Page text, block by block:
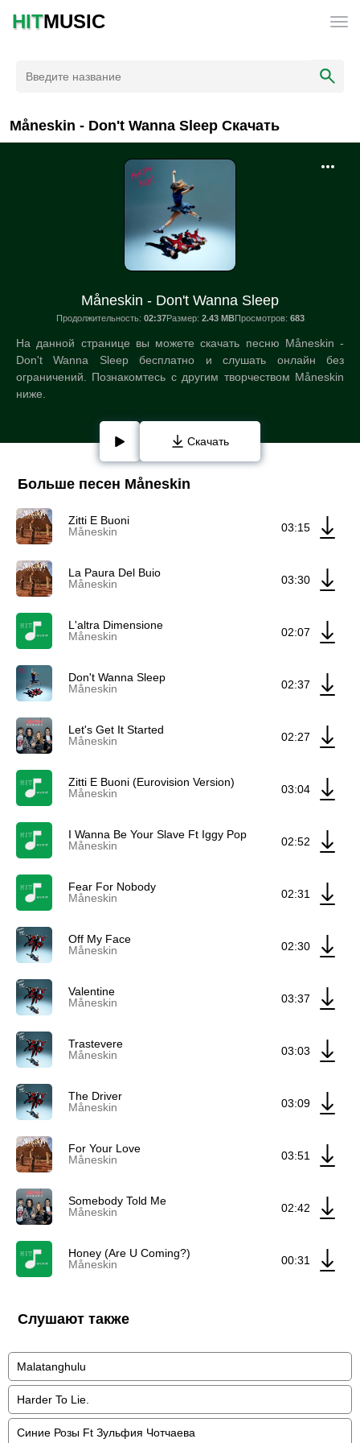
HITMUSIC
Måneskin - Don't Wanna Sleep Скачать
Måneskin - Don't Wanna Sleep
Продолжительность: 02:37Размер: 2.43 MBПросмотров: 683
На данной странице вы можете скачать песню Måneskin -
Don't Wanna Sleep бесплатно и слушать онлайн без
ограничений. Познакомтесь с другим творчеством Måneskin
ниже.
Скачать
Больше песен Måneskin
Zitti E Buoni
Måneskin
03:15
La Paura Del Buio
Måneskin
03:30
L'altra Dimensione
Måneskin
02:07
Don't Wanna Sleep
Måneskin
02:37
Let's Get It Started
Måneskin
02:27
Zitti E Buoni (Eurovision Version)
Måneskin
03:04
I Wanna Be Your Slave Ft Iggy Pop
Måneskin
02:52
Fear For Nobody
Måneskin
02:31
Off My Face
Måneskin
02:30
Valentine
Måneskin
03:37
Trastevere
Måneskin
03:03
The Driver
Måneskin
03:09
For Your Love
Måneskin
03:51
Somebody Told Me
Måneskin
02:42
Honey (Are U Coming?)
Måneskin
00:31
Слушают также
Malatanghulu
Harder To Lie.
Синие Розы Ft Зульфия Чотчаева